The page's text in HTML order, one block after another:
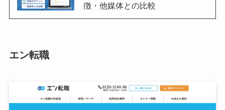
徴・他媒体との比較
エン転職